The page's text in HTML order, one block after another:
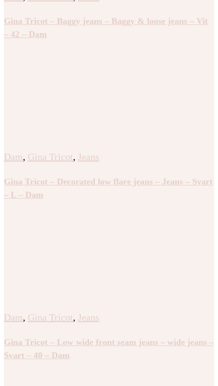
Gina Tricot – Baggy jeans – Baggy & loose jeans – Vit
– 42 – Dam
Dam, Gina Tricot, Jeans
Gina Tricot – Decorated low flare jeans – Jeans – Svart
– L – Dam
Dam, Gina Tricot, Jeans
Gina Tricot – Low wide front seam jeans – wide jeans –
Svart – 40 – Dam